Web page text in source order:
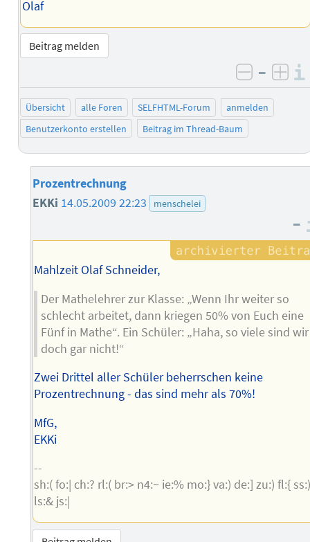
Olaf
Beitrag melden
negativ
–
Übersicht alle Foren SELFHTML-Forum
anmelden
Benutzerkonto erstellen
Beitrag im Thread-Baum
Prozentrechnung
EKKi 14.05.2009 22:23 menschelei
–
Mahlzeit Olaf Schneider,
Der Mathelehrer zur Klasse: „Wenn Ihr weiter so
schlecht arbeitet, dann kriegen 50% von Euch eine
Fünf in Mathe“. Ein Schüler: „Haha, so viele sind wir
doch gar nicht!“
Zwei Drittel aller Schüler beherrschen keine
Prozentrechnung - das sind mehr als 70%!
MfG,
EKKi
--
sh:( fo:| ch:? rl:( br:> n4:~ ie:% mo:} va:) de:] zu:) fl:{
ls:& js:|